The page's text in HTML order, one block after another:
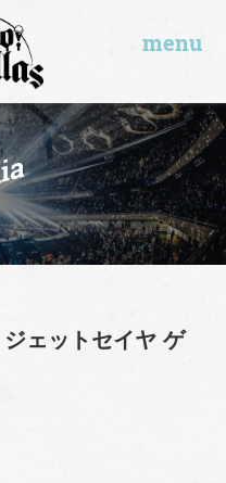
menu
ェットセイヤ ゲ